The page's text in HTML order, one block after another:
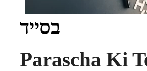
בסייד
Parascha Ki